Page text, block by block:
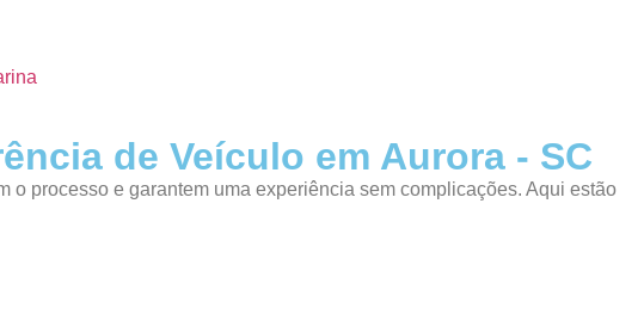
de Veículo em Aurora - SC
o processo e garantem uma experiência sem complicações. Aqui estão